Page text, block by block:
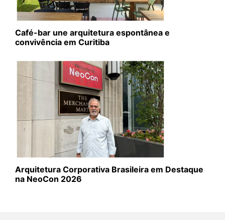
Café-bar une arquitetura espontânea e
convivência em Curitiba
Arquitetura Corporativa Brasileira em Destaque
na NeoCon 2026